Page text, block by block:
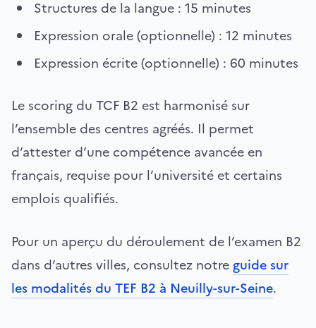
Structures de la langue : 15 minutes
Expression orale (optionnelle) : 12 minutes
Expression écrite (optionnelle) : 60 minutes
Le scoring du TCF B2 est harmonisé sur
l’ensemble des centres agréés. Il permet
d’attester d’une compétence avancée en
français, requise pour l’université et certains
emplois qualifiés.
Pour un aperçu du déroulement de l’examen B2
dans d’autres villes, consultez notre guide sur
les modalités du TEF B2 à Neuilly-sur-Seine.